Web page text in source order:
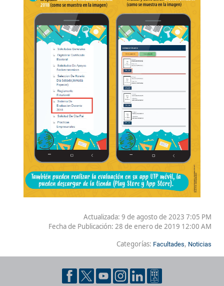
Actualizada: 9 de agosto de 2023 7:05 PM
Fecha de Publicación: 28 de enero de 2019 12:00 AM
Categorías: Facultades, Noticias